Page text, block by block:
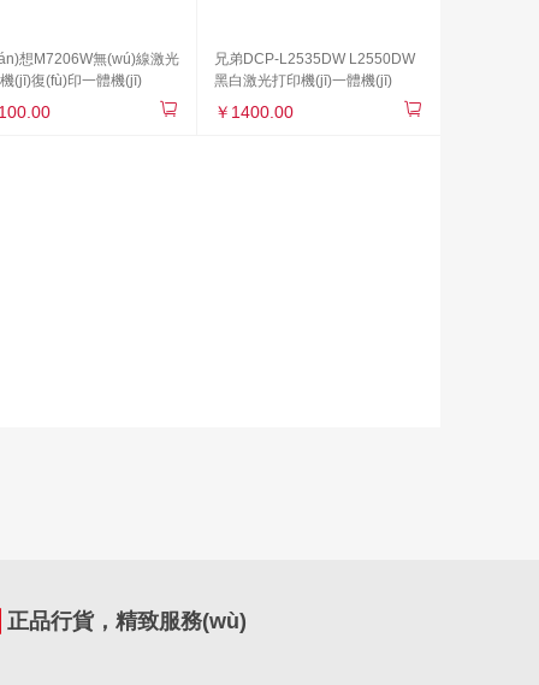
想M7206W無(wú)線激光
(jī)復(fù)印一體機(jī)
兄弟DCP-L2535DW L2550DW
黑白激光打印機(jī)一體機(jī)
￥1400.00
正品行貨，精致服務(wù)